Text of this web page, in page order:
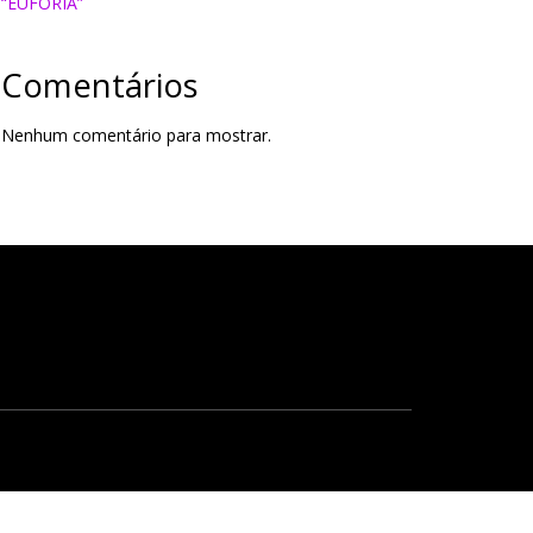
Comentários
Nenhum comentário para mostrar.